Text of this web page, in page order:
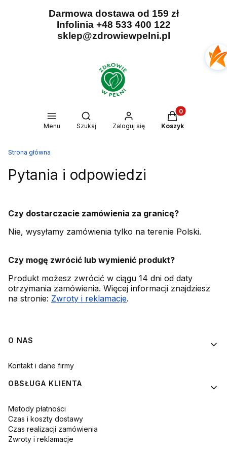
Darmowa dostawa od 159 zł
Infolinia +48 533 400 122
sklep@zdrowiewpelni.pl
Menu
Otwórz wyszukiwarkę
Szukaj Zaloguj się
Produkty w
Koszyk
Strona główna
Pytania i odpowiedzi
Czy dostarczacie zamówienia za granicę?
Nie, wysyłamy zamówienia tylko na terenie Polski.
Czy mogę zwrócić lub wymienić produkt?
Produkt możesz zwrócić w ciągu 14 dni od daty
otrzymania zamówienia. Więcej informacji znajdziesz
na stronie: Zwroty i reklamacje.
Linki w stopce
O NAS
Kontakt i dane firmy
OBSŁUGA KLIENTA
Metody płatności
Czas i koszty dostawy
Czas realizacji zamówienia
Zwroty i reklamacje